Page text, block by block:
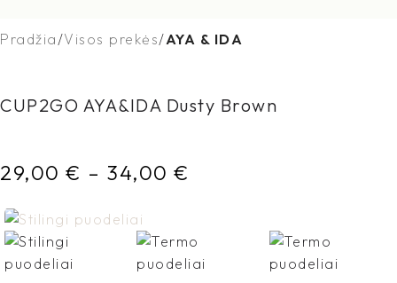
Pradžia Visos prekės AYA & IDA
CUP2GO AYA&IDA Dusty Brown
29,00 € – 34,00 €